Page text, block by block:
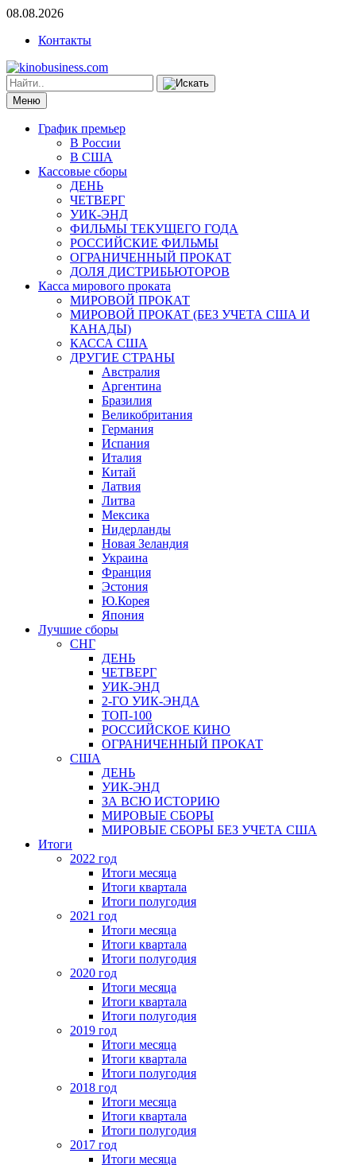
08.08.2026
Контакты
Меню
График премьер
В России
В США
Кассовые сборы
ДЕНЬ
ЧЕТВЕРГ
УИК-ЭНД
ФИЛЬМЫ ТЕКУЩЕГО ГОДА
РОССИЙСКИЕ ФИЛЬМЫ
ОГРАНИЧЕННЫЙ ПРОКАТ
ДОЛЯ ДИСТРИБЬЮТОРОВ
Касса мирового проката
МИРОВОЙ ПРОКАТ
МИРОВОЙ ПРОКАТ (БЕЗ УЧЕТА США И
КАНАДЫ)
КАССА США
ДРУГИЕ СТРАНЫ
Австралия
Аргентина
Бразилия
Великобритания
Германия
Испания
Италия
Китай
Латвия
Литва
Мексика
Нидерланды
Новая Зеландия
Украина
Франция
Эстония
Ю.Корея
Япония
Лучшие сборы
СНГ
ДЕНЬ
ЧЕТВЕРГ
УИК-ЭНД
2-ГО УИК-ЭНДА
ТОП-100
РОССИЙСКОЕ КИНО
ОГРАНИЧЕННЫЙ ПРОКАТ
США
ДЕНЬ
УИК-ЭНД
ЗА ВСЮ ИСТОРИЮ
МИРОВЫЕ СБОРЫ
МИРОВЫЕ СБОРЫ БЕЗ УЧЕТА США
Итоги
2022 год
Итоги месяца
Итоги квартала
Итоги полугодия
2021 год
Итоги месяца
Итоги квартала
Итоги полугодия
2020 год
Итоги месяца
Итоги квартала
Итоги полугодия
2019 год
Итоги месяца
Итоги квартала
Итоги полугодия
2018 год
Итоги месяца
Итоги квартала
Итоги полугодия
2017 год
Итоги месяца